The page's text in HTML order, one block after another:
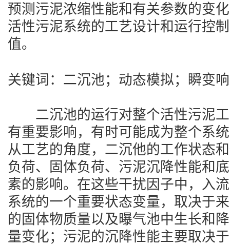
预测污泥浓缩性能和有关参数的变
活性污泥系统的工艺设计和运行控
值。
关键词：二沉池；动态模拟；瞬变
二沉池的运行对整个活性污泥工
有重要影响，有时可能成为整个系
从工艺的角度，二沉他的工作状态
负荷、固体负荷、污泥沉降性能和
素的影响。在这些干扰因子中，入
系统的一个重要状态变量，取决于
的固体物质量以及曝气池中生长和
量变化；污泥的沉降性能主要取决